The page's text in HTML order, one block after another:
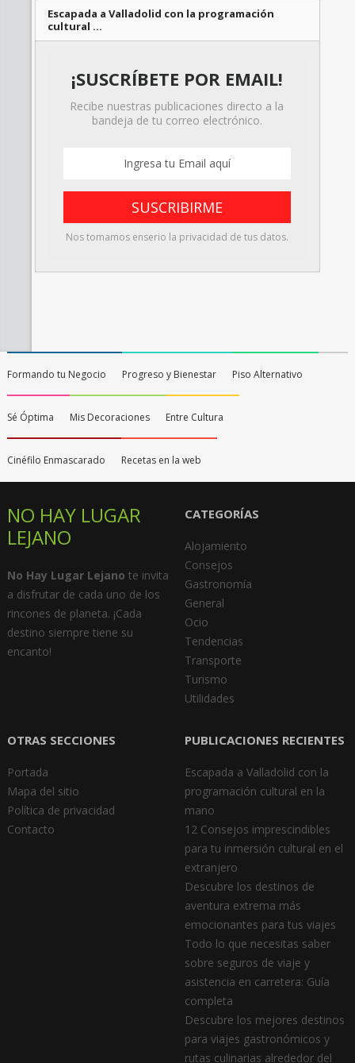
Escapada a Valladolid con la programación
cultural …
¡SUSCRÍBETE POR EMAIL!
Recibe nuestras publicaciones directo a la
bandeja de tu correo electrónico.
Nos tomamos enserio la privacidad de tus datos.
Formando tu Negocio Progreso y Bienestar Piso Alternativo
Sé Óptima Mis Decoraciones Entre Cultura
Cinéfilo Enmascarado Recetas en la web
NO HAY LUGAR
LEJANO
No Hay Lugar Lejano te invita
a disfrutar de cada uno de los
rincones de planeta. ¡Cada
destino siempre tiene su
encanto!
CATEGORÍAS
Alojamiento
Consejos
Gastronomía
General
Ocio
Tendencias
Transporte
Turismo
Utilidades
OTRAS SECCIONES
Portada
Mapa del sitio
Política de privacidad
Contacto
PUBLICACIONES RECIENTES
Escapada a Valladolid con la
programación cultural en la
mano
12 Consejos imprescindibles
para tu inmersión cultural en el
extranjero
Descubre los destinos de
aventura extrema más
emocionantes para tus viajes
Todo lo que necesitas saber
sobre seguros de viaje y
asistencia en carretera: Guía
completa
Descubre los mejores destinos
para viajes gastronómicos y
rutas culinarias alrededor del